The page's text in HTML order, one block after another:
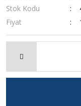
Stok Kodu
Fiyat